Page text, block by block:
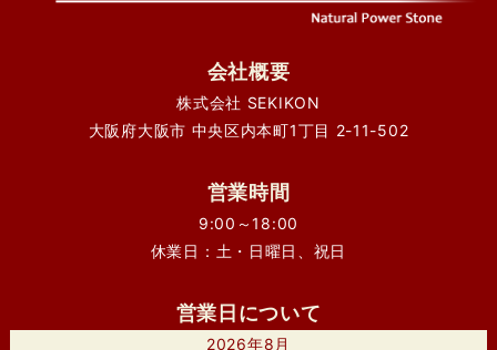
会社概要
株式会社 SEKIKON
大阪府大阪市 中央区内本町1丁目 2-11-502
営業時間
9:00～18:00
休業日：土・日曜日、祝日
営業日について
2026年8月